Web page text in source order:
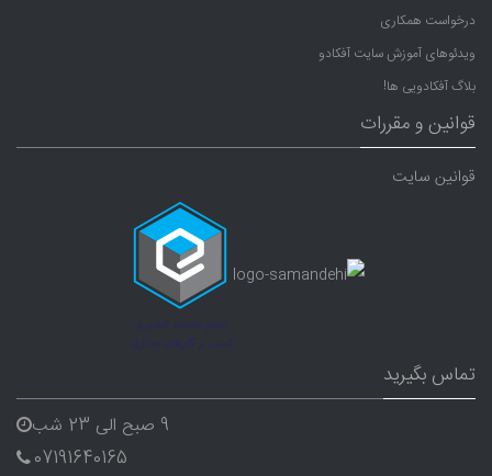
درخواست همکاری
ویدئوهای آموزش سایت آفکادو
بلاگ آفکادویی ها!
قوانین و مقررات
قوانین سایت
تماس بگیرید
9 صبح الی 23 شب
07191640165